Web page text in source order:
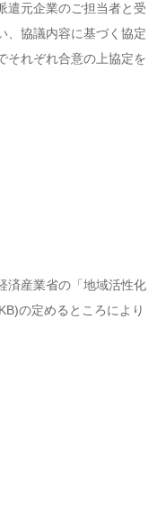
遣元企業のご担当者と受
、協議内容に基づく協定
それぞれ合意の上協定を
済産業省の「地域活性化
の定めるところにより